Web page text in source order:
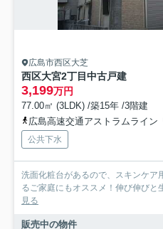
広島市西区大芝
西区大宮2丁目中古戸建
3,199万円
77.00㎡ (3LDK) /築15年 /3階建
広島高速交通アストラムライン
公共下水
洗面化粧台があるので、スキンケア
るご家庭にもオススメ！伸び伸びと
見る
販売中の物件